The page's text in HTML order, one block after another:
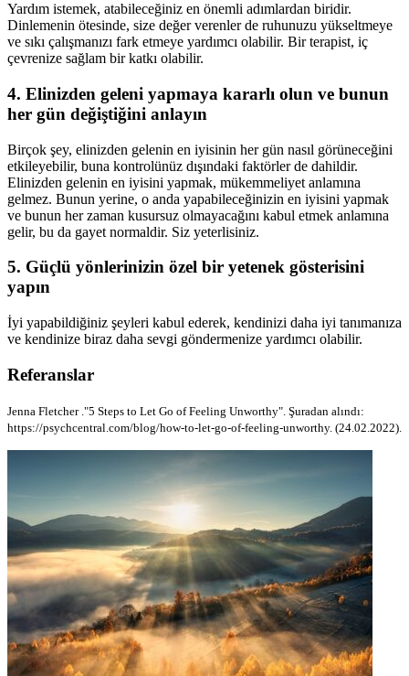
Yardım istemek, atabileceğiniz en önemli adımlardan biridir.
Dinlemenin ötesinde, size değer verenler de ruhunuzu yükseltmeye
ve sıkı çalışmanızı fark etmeye yardımcı olabilir. Bir terapist, iç
çevrenize sağlam bir katkı olabilir.
4. Elinizden geleni yapmaya kararlı olun ve bunun
her gün değiştiğini anlayın
Birçok şey, elinizden gelenin en iyisinin her gün nasıl görüneceğini
etkileyebilir, buna kontrolünüz dışındaki faktörler de dahildir.
Elinizden gelenin en iyisini yapmak, mükemmeliyet anlamına
gelmez. Bunun yerine, o anda yapabileceğinizin en iyisini yapmak
ve bunun her zaman kusursuz olmayacağını kabul etmek anlamına
gelir, bu da gayet normaldir. Siz yeterlisiniz.
5. Güçlü yönlerinizin özel bir yetenek gösterisini
yapın
İyi yapabildiğiniz şeyleri kabul ederek, kendinizi daha iyi tanımanıza
ve kendinize biraz daha sevgi göndermenize yardımcı olabilir.
Referanslar
Jenna Fletcher ."5 Steps to Let Go of Feeling Unworthy". Şuradan alındı:
https://psychcentral.com/blog/how-to-let-go-of-feeling-unworthy. (24.02.2022).